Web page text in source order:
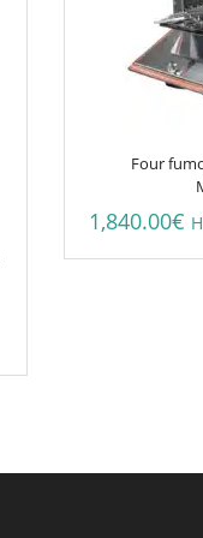
Four
1,840.00€